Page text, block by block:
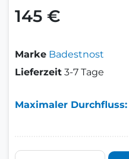
145 €
Marke Badestnost
Lieferzeit 3-7 Tage
Maximaler Durchfluss: